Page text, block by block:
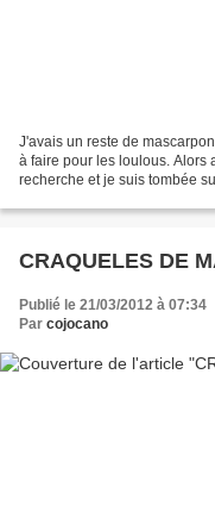
J'avais un reste de
à faire pour les loulous. Alors
recherche et je suis tombée
CRAQUELES DE
Publié le 21/03/2012 à 07:34
Par cojocano